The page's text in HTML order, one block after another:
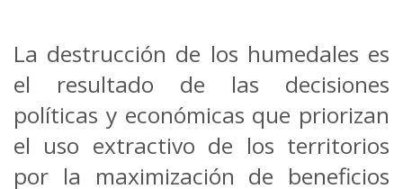
La destrucción de los humedales es
el resultado de las decisiones
políticas y económicas que priorizan
el uso extractivo de los territorios
por la maximización de beneficios